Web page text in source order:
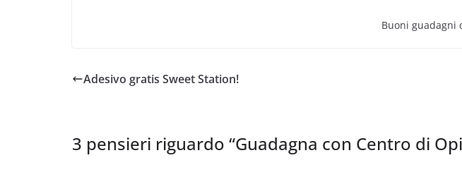
Buoni guadagni
Adesivo gratis Sweet Station!
3 pensieri riguardo “Guadagna con Centro di